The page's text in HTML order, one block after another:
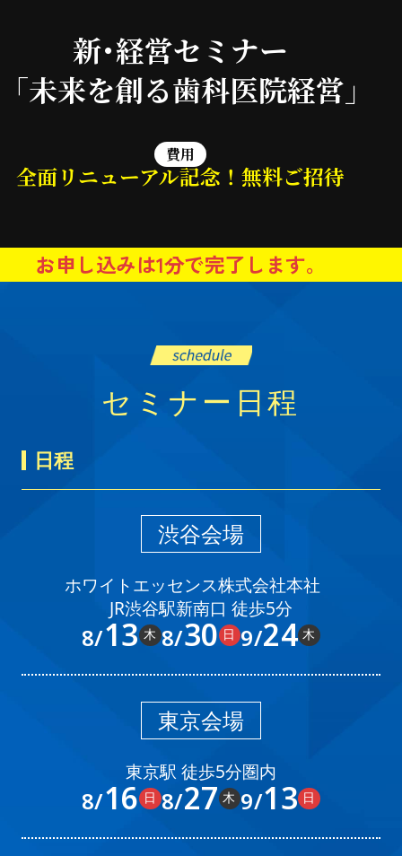
新･経営セミナー
「未来を創る歯科医院経営」
費用
全面リニューアル記念！無料ご招待
お申し込みは1分で完了します。
セミナー日程
日程
渋谷会場
ホワイトエッセンス株式会社本社
JR渋谷駅新南口 徒歩5分
8/13 木 8/30 日 9/24 木
東京会場
東京駅 徒歩5分圏内
8/16 日 8/27 木 9/13 日